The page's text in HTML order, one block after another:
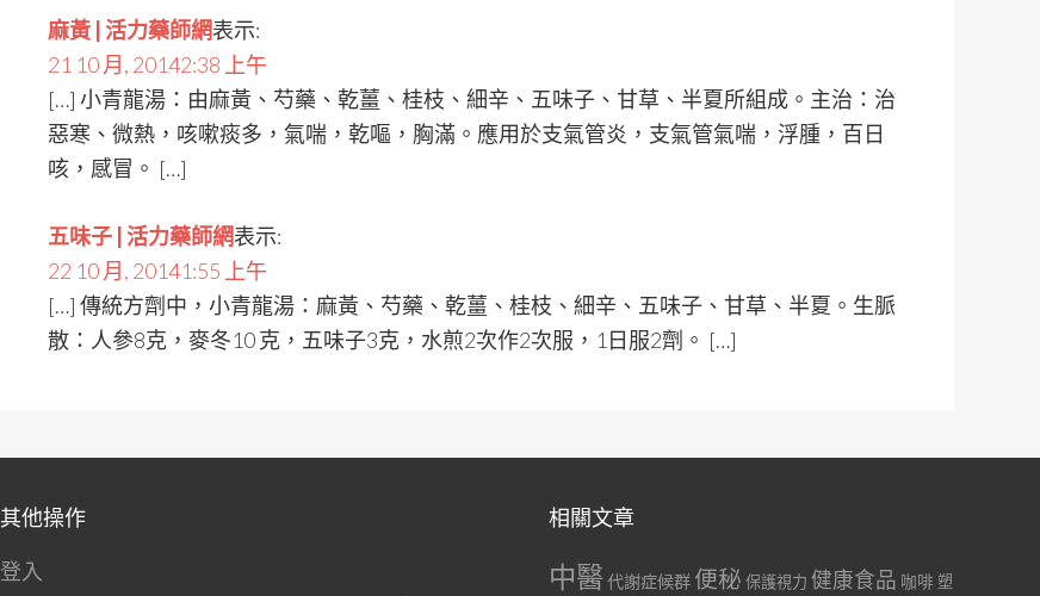
麻黃 | 活力藥師網表示:
21 10 月, 20142:38 上午
[…] 小青龍湯：由麻黃、芍藥、乾薑、桂枝、細辛、五味子、甘草、半夏所組成。主治：治
惡寒、微熱，咳嗽痰多，氣喘，乾嘔，胸滿。應用於支氣管炎，支氣管氣喘，浮腫，百日
咳，感冒。 […]
五味子 | 活力藥師網表示:
22 10 月, 20141:55 上午
[…] 傳統方劑中，小青龍湯：麻黃、芍藥、乾薑、桂枝、細辛、五味子、甘草、半夏。生脈
散：人參8克，麥冬10 克，五味子3克，水煎2次作2次服，1日服2劑。 […]
其他操作
登入
相關文章
中醫代謝症候群 便秘 保護視力 健康食品 咖啡 塑